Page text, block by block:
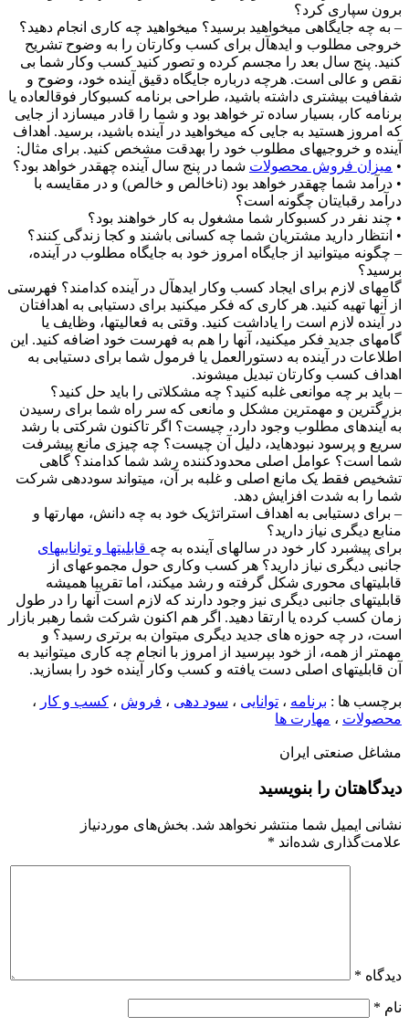
سپاری کرد؟
به چه جایگاهی میخواهید برسید؟ میخواهید چه کاری انجام دهید؟
مطلوب و ایدهآل برای کسب وکارتان را به وضوح تشریح
پنج سال بعد را مجسم کرده و تصور کنید کسب وکار شما بی
و عالی است. هرچه درباره جایگاه دقیق آینده خود، وضوح و
بیشتری داشته باشید، طراحی برنامه کسبوکار فوقالعاده یا
کار، بسیار ساده تر خواهد بود و شما را قادر میسازد از جایی
امروز هستید به جایی که میخواهید در آینده باشید، برسید. اهداف
و خروجیهای مطلوب خود را بهدقت مشخص کنید. برای مثال:
میزان فروش محصولاتشما در پنج سال آینده چهقدر خواهد بود؟
درآمد شما چهقدر خواهد بود (ناخالص و خالص) و در مقایسه با
رقبایتان چگونه است؟
چند نفر در کسبوکار شما مشغول به کار خواهند بود؟
انتظار دارید مشتریان شما چه کسانی باشند و کجا زندگی کنند؟
چگونه میتوانید از جایگاه امروز خود به جایگاه مطلوب در آینده،
لازم برای ایجاد کسب وکار ایدهآل در آینده کدامند؟ فهرستی
آنها تهیه کنید. هر کاری که فکر میکنید برای دستیابی به اهدافتان
آینده لازم است را یاداشت کنید. وقتی به فعالیتها، وظایف یا
جدید فکر میکنید، آنها را هم به فهرست خود اضافه کنید. این
در آینده به دستورالعمل یا فرمول شما برای دستیابی به
کسب وکارتان تبدیل میشوند.
باید بر چه موانعی غلبه کنید؟ چه مشکلاتی را باید حل کنید؟
و مهمترین مشکل و مانعی که سر راه شما برای رسیدن
آیندهای مطلوب وجود دارد، چیست؟ اگر تاکنون شرکتی با رشد
و پرسود نبودهاید، دلیل آن چیست؟ چه چیزی مانع پیشرفت
است؟ عوامل اصلی محدودکننده رشد شما کدامند؟ گاهی
فقط یک مانع اصلی و غلبه بر آن، میتواند سوددهی شرکت
را به شدت افزایش دهد.
برای دستیابی به اهداف استراتژیک خود به چه دانش، مهارتها و
دیگری نیاز دارید؟
پیشبرد کار خود در سالهای آینده به چهقابلیتها و تواناییهای
دیگری نیاز دارید؟ هر کسب وکاری حول مجموعهای از
محوری شکل گرفته و رشد میکند، اما تقریبا همیشه
جانبی دیگری نیز وجود دارند که لازم است آنها را در طول
کسب کرده یا ارتقا دهید. اگر هم اکنون شرکت شما رهبر بازار
در چه حوزه های جدید دیگری میتوان به برتری رسید؟ و
از همه، از خود بپرسید از امروز با انجام چه کاری میتوانید به
قابلیتهای اصلی دست یافته و کسب وکار آینده خود را بسازید.
ها : برنامه، توانایی، سود دهی، فروش، کسب و کار،
، مهارت ها
صنعتی ایران
را بنویسید
ایمیل شما منتشر نخواهد شد. بخش‌های موردنیاز
شده‌اند*
*
*